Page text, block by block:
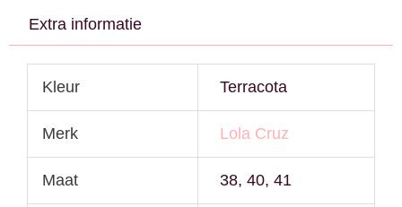
Extra informatie
Kleur Terracota
Merk Lola Cruz
Maat 38, 40, 41